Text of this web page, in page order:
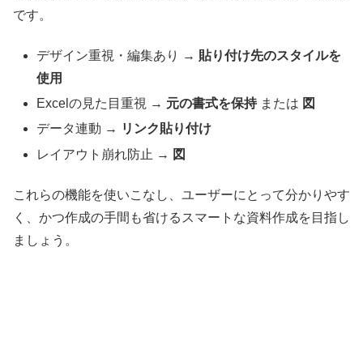
です。
デザイン重視・編集あり → 貼り付け先のスタイルを
使用
Excelの見た目重視 → 元の書式を保持または 図
データ連動 → リンク貼り付け
レイアウト崩れ防止 → 図
これらの機能を使いこなし、ユーザーにとって分かりやす
く、かつ作成の手間も省けるスマートな資料作成を目指し
ましょう。